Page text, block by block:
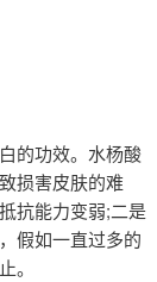
的功效。水杨酸
损害皮肤的难
抗能力变弱;二是
假如一直过多的
。